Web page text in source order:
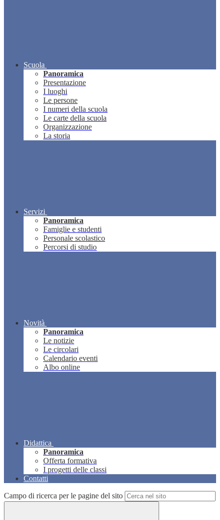
Scuola
Panoramica
Presentazione
I luoghi
Le persone
I numeri della scuola
Le carte della scuola
Organizzazione
La storia
Servizi
Panoramica
Famiglie e studenti
Personale scolastico
Percorsi di studio
Novità
Panoramica
Le notizie
Le circolari
Calendario eventi
Albo online
Didattica
Panoramica
Offerta formativa
I progetti delle classi
Contatti
Campo di ricerca per le pagine del sito